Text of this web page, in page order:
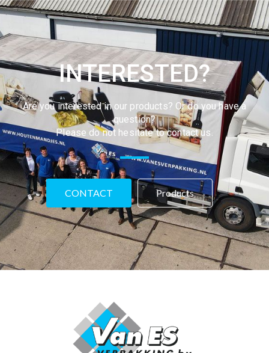
INTERESTED?
Are you interested in our products? Or do you have a
question?
Please do not hesitate to contact us.
CONTACT Products